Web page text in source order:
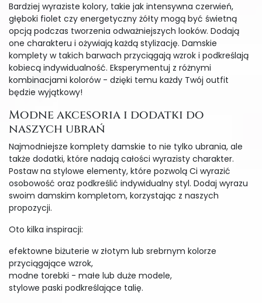
Bardziej wyraziste kolory, takie jak intensywna czerwień,
głęboki fiolet czy energetyczny żółty mogą być świetną
opcją podczas tworzenia odważniejszych looków. Dodają
one charakteru i ożywiają każdą stylizację. Damskie
komplety w takich barwach przyciągają wzrok i podkreślają
kobiecą indywidualność. Eksperymentuj z różnymi
kombinacjami kolorów - dzięki temu każdy Twój outfit
będzie wyjątkowy!
Modne akcesoria i dodatki do
naszych ubrań
Najmodniejsze komplety damskie to nie tylko ubrania, ale
także dodatki, które nadają całości wyrazisty charakter.
Postaw na stylowe elementy, które pozwolą Ci wyrazić
osobowość oraz podkreślić indywidualny styl. Dodaj wyrazu
swoim damskim kompletom, korzystając z naszych
propozycji.
Oto kilka inspiracji:
efektowne biżuterie w złotym lub srebrnym kolorze
przyciągające wzrok,
modne torebki - małe lub duże modele,
stylowe paski podkreślające talię.